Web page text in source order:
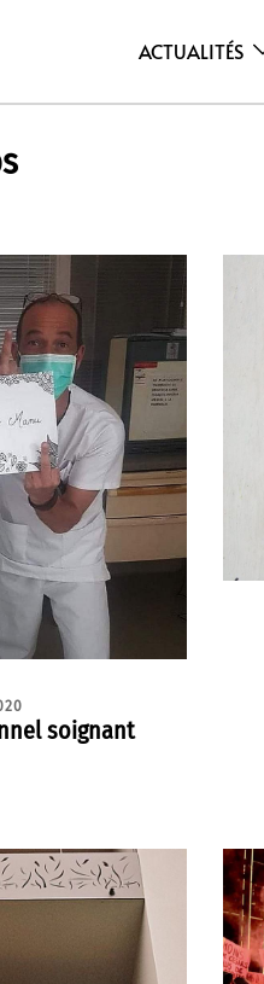
ACTUALITÉS
soignant